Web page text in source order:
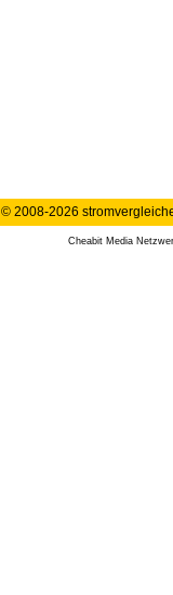
© 2008-2026
Cheabit Media